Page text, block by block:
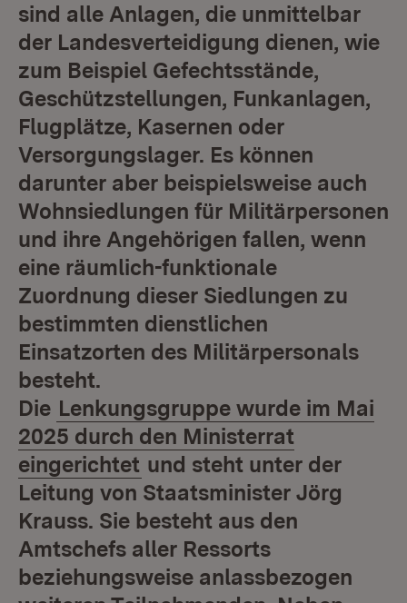
sind alle Anlagen, die unmittelbar
der Landesverteidigung dienen, wie
zum Beispiel Gefechtsstände,
Geschützstellungen, Funkanlagen,
Flugplätze, Kasernen oder
Versorgungslager. Es können
darunter aber beispielsweise auch
Wohnsiedlungen für Militärpersonen
und ihre Angehörigen fallen, wenn
eine räumlich-funktionale
Zuordnung dieser Siedlungen zu
bestimmten dienstlichen
Einsatzorten des Militärpersonals
besteht.
Die Lenkungsgruppe wurde im Mai
2025 durch den Ministerrat
eingerichtet und steht unter der
Leitung von Staatsminister Jörg
Krauss. Sie besteht aus den
Amtschefs aller Ressorts
beziehungsweise anlassbezogen